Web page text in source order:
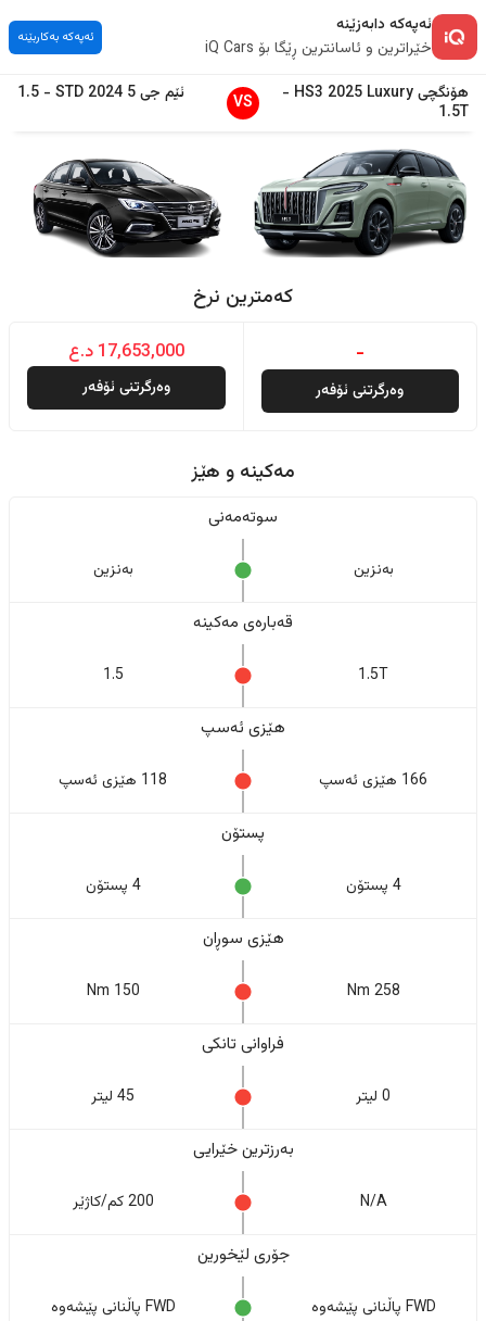
ئەپەکە دابەزێنە
خێراترین و ئاسانترین ڕێگا بۆ iQ Cars
ئەپەکە بەکاربێنە
هۆنگچی HS3 2025 Luxury
-
1.5T
VS ئێم جی5
2024
STD
-
1.5
کەمترین نرخ
-
وەرگرتنی ئۆفەر
17,653,000 د.ع
وەرگرتنی ئۆفەر
مەکینە و هێز
سوتەمەنی
بەنزین بەنزین
قەبارەی مەکینە
1.5T
1.5
هێزی ئەسپ
166 هێزی ئەسپ 118 هێزی ئەسپ
پستۆن
4 پستۆن 4 پستۆن
هێزی سوڕان
258 Nm
150 Nm
فراوانی تانکی
0 لیتر 45 لیتر
بەرزترین خێرایی
N/A 200 کم/کاژێر
جۆری لێخورین
FWD پاڵنانی پێشەوە FWD پاڵنانی پێشەوە